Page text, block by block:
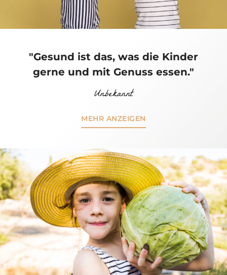
"Gesund ist das, was die Kinder
gerne und mit Genuss essen."
Unbekannt
MEHR ANZEIGEN